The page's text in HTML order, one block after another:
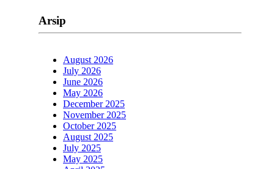
Arsip
August 2026
July 2026
June 2026
May 2026
December 2025
November 2025
October 2025
August 2025
July 2025
May 2025